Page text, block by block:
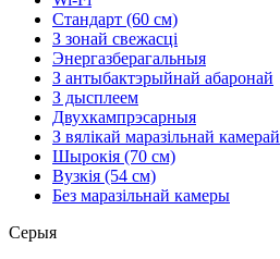
Стандарт (60 см)
З зонай свежасці
Энергазберагальныя
З антыбактэрыйнай абаронай
З дысплеем
Двухкампрэсарныя
З вялікай маразільнай камерай
Шырокія (70 см)
Вузкія (54 см)
Без маразільнай камеры
Серыя